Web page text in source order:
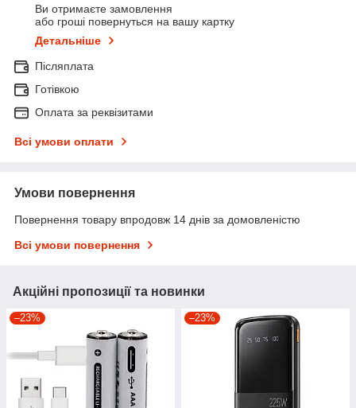
Ви отримаєте замовлення
або гроші повернуться на вашу картку
Детальніше
Післяплата
Готівкою
Оплата за реквізитами
Всі умови оплати
Умови повернення
Повернення товару впродовж 14 днів за домовленістю
Всі умови повернення
Акційні пропозиції та новинки
–23% –23%